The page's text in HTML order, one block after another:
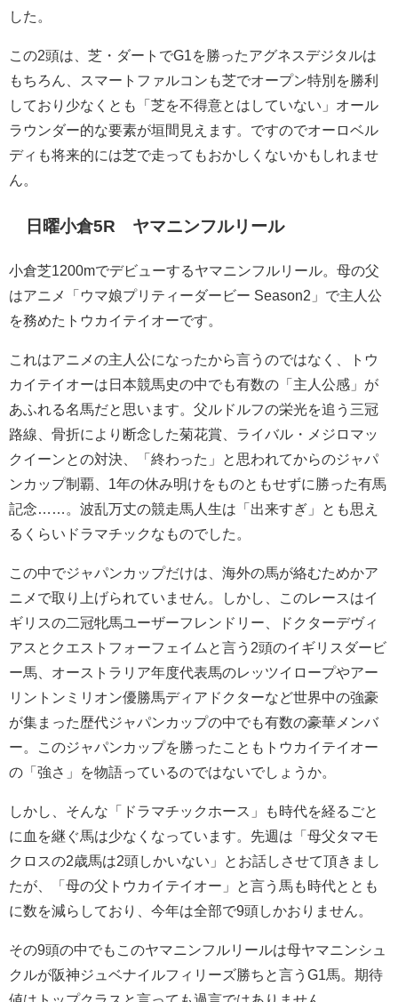
した。
この2頭は、芝・ダートでG1を勝ったアグネスデジタルは
もちろん、スマートファルコンも芝でオープン特別を勝利
しており少なくとも「芝を不得意とはしていない」オール
ラウンダー的な要素が垣間見えます。ですのでオーロベル
ディも将来的には芝で走ってもおかしくないかもしれませ
ん。
日曜小倉5R ヤマニンフルリール
小倉芝1200mでデビューするヤマニンフルリール。母の父
はアニメ「ウマ娘プリティーダービー Season2」で主人公
を務めたトウカイテイオーです。
これはアニメの主人公になったから言うのではなく、トウ
カイテイオーは日本競馬史の中でも有数の「主人公感」が
あふれる名馬だと思います。父ルドルフの栄光を追う三冠
路線、骨折により断念した菊花賞、ライバル・メジロマッ
クイーンとの対決、「終わった」と思われてからのジャパ
ンカップ制覇、1年の休み明けをものともせずに勝った有馬
記念……。波乱万丈の競走馬人生は「出来すぎ」とも思え
るくらいドラマチックなものでした。
この中でジャパンカップだけは、海外の馬が絡むためかア
ニメで取り上げられていません。しかし、このレースはイ
ギリスの二冠牝馬ユーザーフレンドリー、ドクターデヴィ
アスとクエストフォーフェイムと言う2頭のイギリスダービ
ー馬、オーストラリア年度代表馬のレッツイロープやアー
リントンミリオン優勝馬ディアドクターなど世界中の強豪
が集まった歴代ジャパンカップの中でも有数の豪華メンバ
ー。このジャパンカップを勝ったこともトウカイテイオー
の「強さ」を物語っているのではないでしょうか。
しかし、そんな「ドラマチックホース」も時代を経るごと
に血を継ぐ馬は少なくなっています。先週は「母父タマモ
クロスの2歳馬は2頭しかいない」とお話しさせて頂きまし
たが、「母の父トウカイテイオー」と言う馬も時代ととも
に数を減らしており、今年は全部で9頭しかおりません。
その9頭の中でもこのヤマニンフルリールは母ヤマニンシュ
クルが阪神ジュベナイルフィリーズ勝ちと言うG1馬。期待
値はトップクラスと言っても過言ではありません。